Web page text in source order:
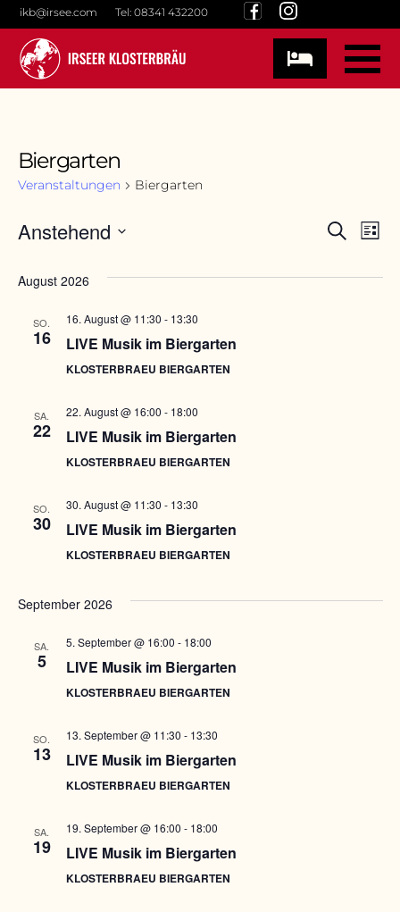
Skip
content
ikb@irsee.com Tel: 08341 432200
Biergarten
Veranstaltungen Biergarten
Such-
Suche
Liste
Anstehend
wählen.
August 2026
SO.
16
16. August @ 11:30 - 13:30
LIVE Musik im Biergarten
KLOSTERBRAEU BIERGARTEN
SA.
22
22. August @ 16:00 - 18:00
LIVE Musik im Biergarten
KLOSTERBRAEU BIERGARTEN
SO.
30
30. August @ 11:30 - 13:30
LIVE Musik im Biergarten
KLOSTERBRAEU BIERGARTEN
September 2026
SA.
5
5. September @ 16:00 - 18:00
LIVE Musik im Biergarten
KLOSTERBRAEU BIERGARTEN
SO.
13
13. September @ 11:30 - 13:30
LIVE Musik im Biergarten
KLOSTERBRAEU BIERGARTEN
SA.
19
19. September @ 16:00 - 18:00
LIVE Musik im Biergarten
KLOSTERBRAEU BIERGARTEN